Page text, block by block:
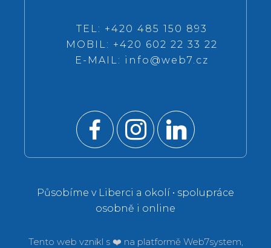
TEL: +420 485 150 893
MOBIL: +420 602 22 33 22
E-MAIL: info@web7.cz
Působíme v Liberci a okolí • spolupráce
osobně i online
Tento web vznikl s ❤️ na platformě Web7system,